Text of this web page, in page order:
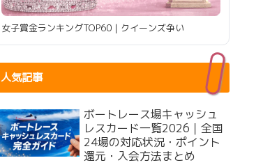
女子賞金ランキングTOP60｜クイーンズ争い
人気記事
ボートレース場キャッシュ
レスカード一覧2026｜全国
24場の対応状況・ポイント
還元・入会方法まとめ